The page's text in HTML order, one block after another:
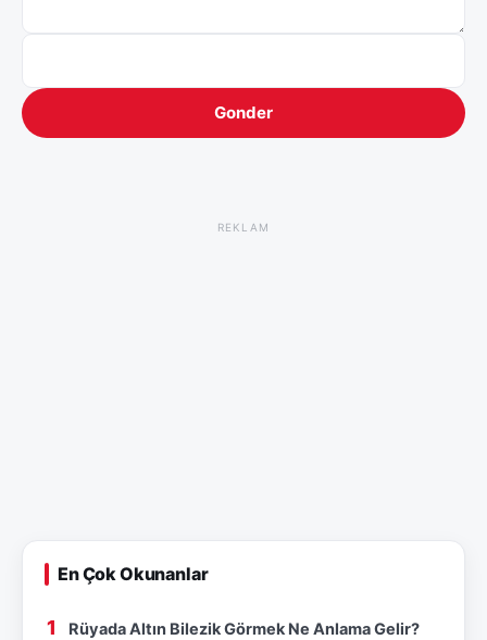
Gonder
REKLAM
En Çok Okunanlar
Rüyada Altın Bilezik Görmek Ne Anlama Gelir?